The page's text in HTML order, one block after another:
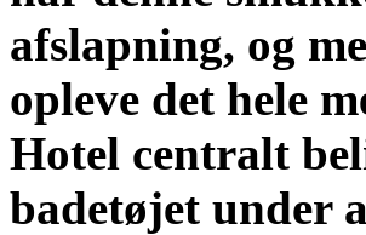
afslapning, og
opleve det hele
Hotel centralt
badetøjet under